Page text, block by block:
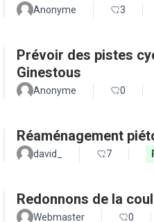
Anonyme 3
Prévoir des pistes
Ginestous
Anonyme 0
Réaménagement
david_ 7
Redonnons de la
Webmaster 0